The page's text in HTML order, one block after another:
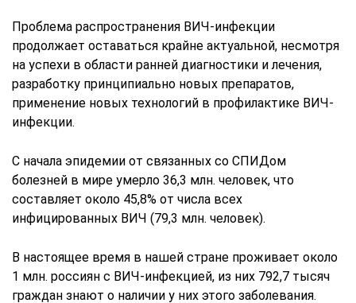
Проблема распространения ВИЧ-инфекции
продолжает оставаться крайне актуальной, несмотря
на успехи в области ранней диагностики и лечения,
разработку принципиально новых препаратов,
применение новых технологий в профилактике ВИЧ-
инфекции.
С начала эпидемии от связанных со СПИДом
болезней в мире умерло 36,3 млн. человек, что
составляет около 45,8% от числа всех
инфицированных ВИЧ (79,3 млн. человек).
В настоящее время в нашей стране проживает около
1 млн. россиян с ВИЧ-инфекцией, из них 792,7 тысяч
граждан знают о наличии у них этого заболевания.